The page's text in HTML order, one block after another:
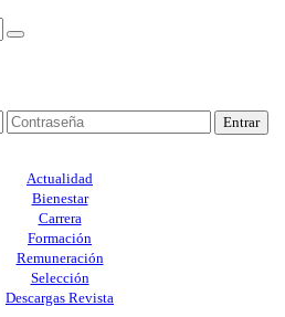
Entrar
Actualidad
Bienestar
Carrera
Formación
Remuneración
Selección
Descargas Revista